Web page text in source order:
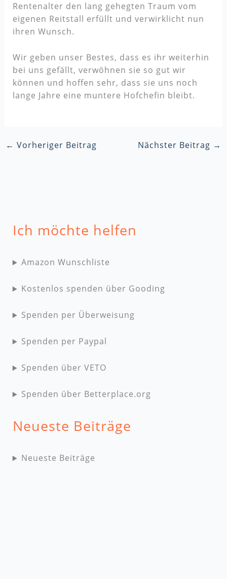
Rentenalter den lang gehegten Traum vom
eigenen Reitstall erfüllt und verwirklicht nun
ihren Wunsch.
Wir geben unser Bestes, dass es ihr weiterhin
bei uns gefällt, verwöhnen sie so gut wir
können und hoffen sehr, dass sie uns noch
lange Jahre eine muntere Hofchefin bleibt.
← Vorheriger Beitrag Nächster Beitrag →
Ich möchte helfen
Amazon Wunschliste
Kostenlos spenden über Gooding
Spenden per Überweisung
Spenden per Paypal
Spenden über VETO
Spenden über Betterplace.org
Neueste Beiträge
Neueste Beiträge